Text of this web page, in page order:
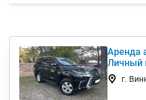
Аренда
Личный
авто в
г.